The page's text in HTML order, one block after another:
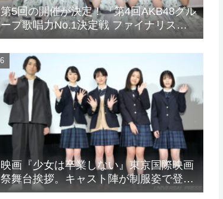
第5回の開催が決定！『第4回AKB48グル
ープ歌唱力No.1決定戦 ファイナリスト
LIVE』
映画『少女は卒業しない』東京国際映画
祭舞台挨拶。キャスト陣が制服姿で登
場！